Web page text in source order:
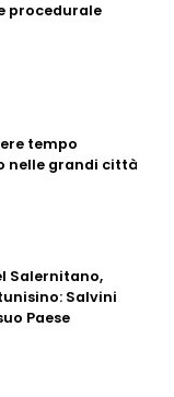
procedurale
tempo
nelle grandi città
Salernitano,
Salvini
Paese